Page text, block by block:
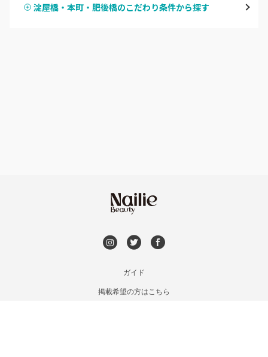
ハンドスカルプ
淀屋橋・本町・肥後橋のこだわり条件から探す
ガイド
掲載希望の方はこちら